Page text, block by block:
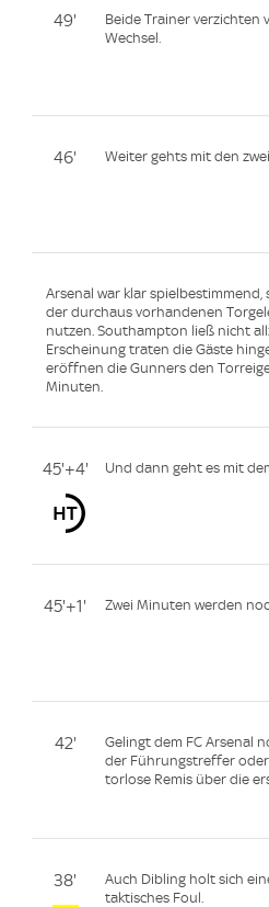
49'
Beide Trainer verzichten
Wechsel.
46' Weiter gehts mit den
Arsenal war klar
der durchaus vorhandenen
nutzen. Southampton ließ nicht
Erscheinung traten die Gäste
eröffnen die Gunners den
Minuten.
45'+4' Und dann geht es mit
45'+1' Zwei Minuten werden
42'
Gelingt dem FC Arsenal
der Führungstreffer
torlose Remis über die
38'
Auch Dibling holt sich
taktisches Foul.